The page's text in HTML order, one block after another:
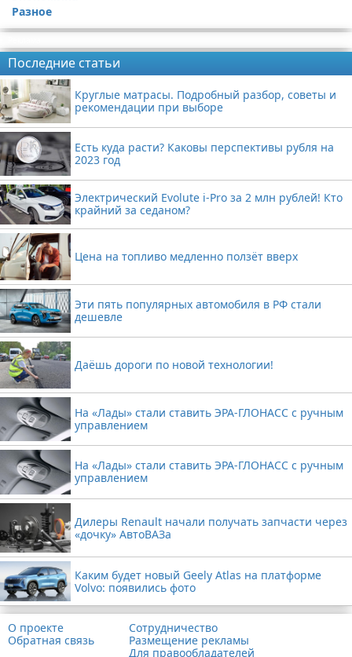
Разное
Последние статьи
Круглые матрасы. Подробный разбор, советы и
рекомендации при выборе
Есть куда расти? Каковы перспективы рубля на
2023 год
Электрический Evolute i-Pro за 2 млн рублей! Кто
крайний за седаном?
Цена на топливо медленно ползёт вверх
Эти пять популярных автомобиля в РФ стали
дешевле
Даёшь дороги по новой технологии!
На «Лады» стали ставить ЭРА-ГЛОНАСС с ручным
управлением
На «Лады» стали ставить ЭРА-ГЛОНАСС с ручным
управлением
Дилеры Renault начали получать запчасти через
«дочку» АвтоВАЗа
Каким будет новый Geely Atlas на платформе
Volvo: появились фото
О проекте
Обратная связь
Сотрудничество
Размещение рекламы
Для правообладателей